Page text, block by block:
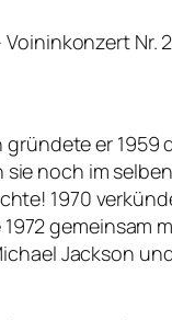
Nr.
er 1959
noch im
1970
gemeinsam
Jackson